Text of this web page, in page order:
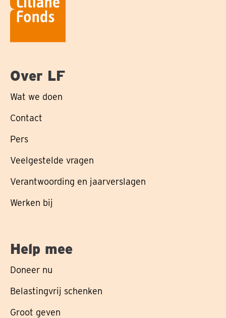
Over LF
Wat we doen
Contact
Pers
Veelgestelde vragen
Verantwoording en jaarverslagen
Werken bij
Help mee
Doneer nu
Belastingvrij schenken
Groot geven